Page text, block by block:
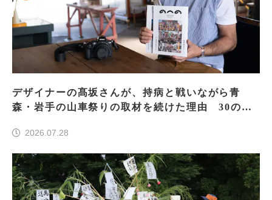
デザイナーの髙坂さんが、持病と戦いながら青
森・岩手の山車祭りの取材を続けた理由 30の山
2026.07.28